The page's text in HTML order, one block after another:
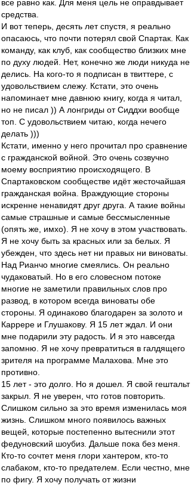
все равно как. Для меня цель не оправдывает
средства.
И вот теперь, десять лет спустя, я реально
опасаюсь, что почти потерял свой Спартак. Как
команду, как клуб, как сообщество близких мне
по духу людей. Нет, конечно же люди никуда не
делись. На кого-то я подписан в твиттере, с
удовольствием слежу. Кстати, это очень
напоминает мне давнюю книгу, когда я читал,
но не писал )) А лонгриды от Сиддхи вообще
топ. С удовольствием читаю, когда нечего
делать )))
Кстати, именно у него прочитал про сравнение
с гражданской войной. Это очень созвучно
моему восприятию происходящего. В
Спартаковском сообществе идёт жесточайшая
гражданская война. Враждующие стороны
искренне ненавидят друг друга. А такие войны
самые страшные и самые бессмысленные
(опять же, имхо). Я не хочу в этом участвовать.
Я не хочу быть за красных или за белых. Я
убежден, что здесь нет ни правых ни виноваты.
Над Рианчо многие смеялись. Он реально
чудаковатый. Но в его словесном потоке
многие не заметили правильных слов про
развод, в котором всегда виноваты обе
стороны. Я одинаково благодарен за золото и
Каррере и Глушакову. Я 15 лет ждал. И они
мне подарили эту радость. И я это навсегда
запомню. Я не хочу превратиться в галдящего
зрителя на программе Малахова. Мне это
противно.
15 лет - это долго. Но я дошел. Я свой гештальт
закрыл. Я не уверен, что готов повторить.
Слишком сильно за это время изменилась моя
жизнь. Слишком много появилось важных
вещей, которые постепенно вытеснили этот
федуновский шоубиз. Дальше пока без меня.
Кто-то сочтет меня глори хантером, кто-то
слабаком, кто-то предателем. Если честно, мне
по фигу. Я хочу получать от жизни